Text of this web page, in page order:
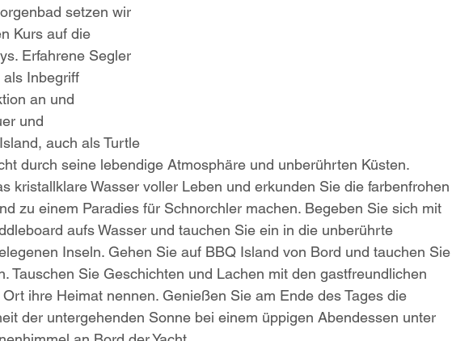
setzen wir
Kurs auf die
Erfahrene Segler
Inbegriff
an und
und
auch als Turtle
durch seine lebendige Atmosphäre und unberührten Küsten.
kristallklare Wasser voller Leben und erkunden Sie die farbenfrohen
zu einem Paradies für Schnorchler machen. Begeben Sie sich mit
aufs Wasser und tauchen Sie ein in die unberührte
Inseln. Gehen Sie auf BBQ Island von Bord und tauchen Sie
Tauschen Sie Geschichten und Lachen mit den gastfreundlichen
ihre Heimat nennen. Genießen Sie am Ende des Tages die
der untergehenden Sonne bei einem üppigen Abendessen unter